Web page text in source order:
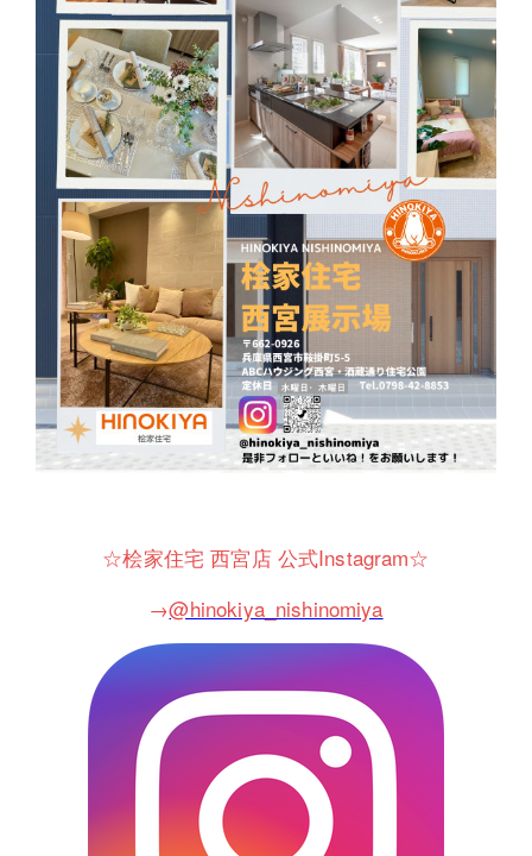
☆桧家住宅 西宮店 公式Instagram☆
→@hinokiya_nishinomiya